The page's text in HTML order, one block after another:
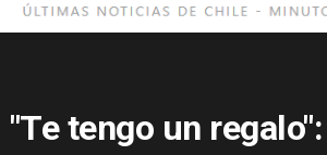
"Te tengo un